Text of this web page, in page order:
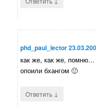
phd_paul_lector
как же, как же,
опоили бхангом 🙂
Ответить ↓